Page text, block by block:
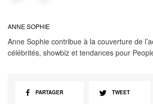
ANNE SOPHIE
Anne Sophie contribue à la couverture de
célébrités, showbiz et tendances pour
PARTAGER TWEET